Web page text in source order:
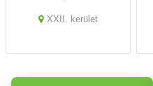
XXII. kerület